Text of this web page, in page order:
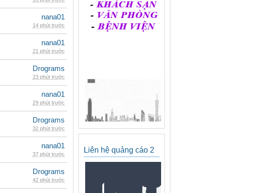
nana01
14 phút trước
nana01
21 phút trước
Drograms
23 phút trước
nana01
29 phút trước
Drograms
32 phút trước
nana01
37 phút trước
Drograms
42 phút trước
Liên hệ quảng cáo 2